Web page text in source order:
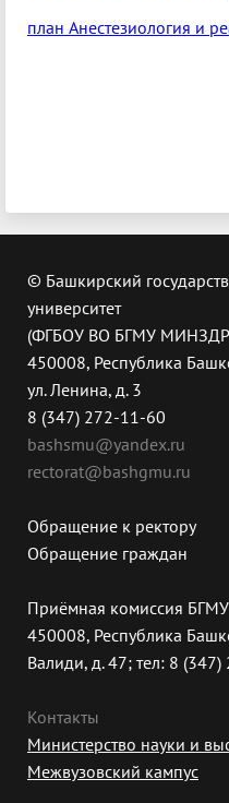
план Анестезиология и
© Башкирский
университет
(ФГБОУ ВО БГМУ
450008, Республика
ул. Ленина, д. 3
8 (347) 272-11-60
bashsmu@yandex.ru
rectorat@bashgmu.ru
Обращение к ректору
Обращение граждан
Приёмная комиссия БГМУ
450008, Республика
Валиди, д. 47; тел: 8
Контакты
Министерство науки и
Межвузовский кампус